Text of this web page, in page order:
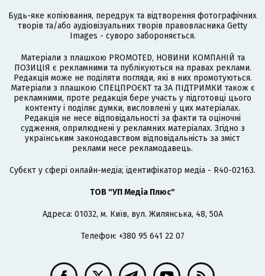
Будь-яке копіювання, передрук та відтворення фотографічних
творів та/або аудіовізуальних творів правовласника Getty
Images - суворо забороняється.
Матеріали з плашкою PROMOTED, НОВИНИ КОМПАНІЙ та
ПОЗИЦІЯ є рекламними та публікуються на правах реклами.
Редакція може не поділяти погляди, які в них промотуються.
Матеріали з плашкою СПЕЦПРОЄКТ та ЗА ПІДТРИМКИ також є
рекламними, проте редакція бере участь у підготовці цього
контенту і поділяє думки, висловлені у цих матеріалах.
Редакція не несе відповідальності за факти та оціночні
судження, оприлюднені у рекламних матеріалах. Згідно з
українським законодавством відповідальність за зміст
реклами несе рекламодавець.
Cубєкт у сфері онлайн-медіа; ідентифікатор медіа - R40-02163.
ТОВ "УП Медіа Плюс"
Адреса: 01032, м. Київ, вул. Жилянська, 48, 50А
Телефон: +380 95 641 22 07